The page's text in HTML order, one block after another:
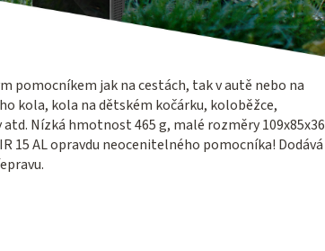
pomocníkem jak na cestách, tak v autě nebo na
kola, kola na dětském kočárku, koloběžce,
Nízká hmotnost 465 g, malé rozměry 109x85x36
15 AL opravdu neocenitelného pomocníka! Dodává